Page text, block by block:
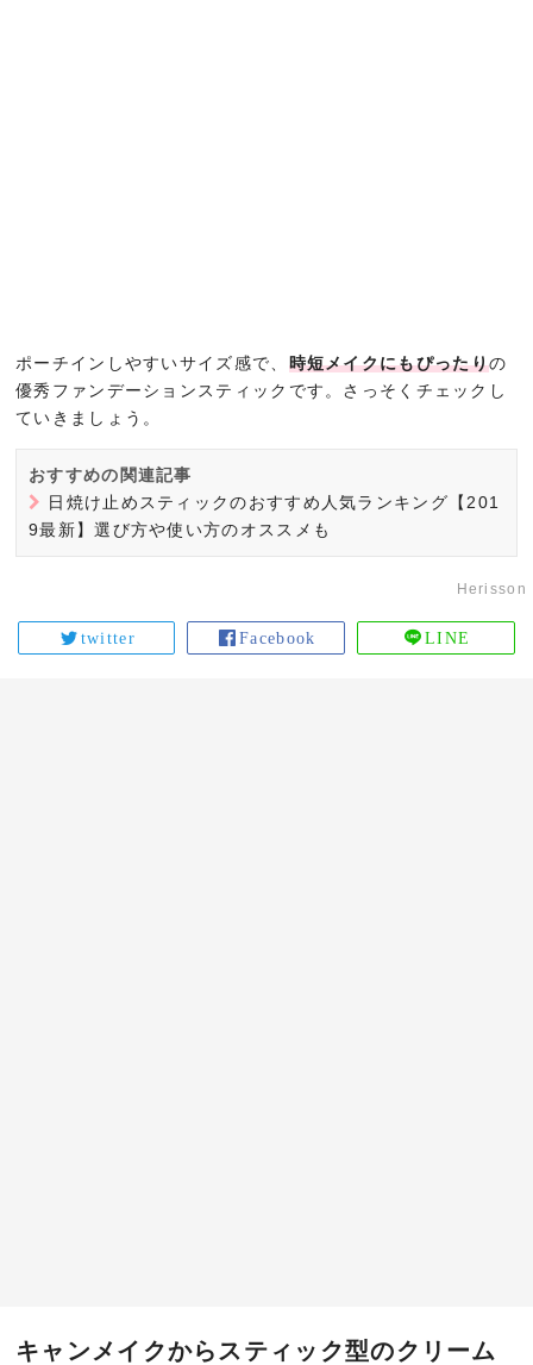
ポーチインしやすいサイズ感で、 時短メイクにもぴったりの
優秀ファンデーションスティックです。さっそくチェックし
ていきましょう。
おすすめの関連記事
日焼け止めスティックのおすすめ人気ランキング【201
9最新】選び方や使い方のオススメも
Herisson
twitter Facebook LINE
キャンメイクからスティック型のクリーム